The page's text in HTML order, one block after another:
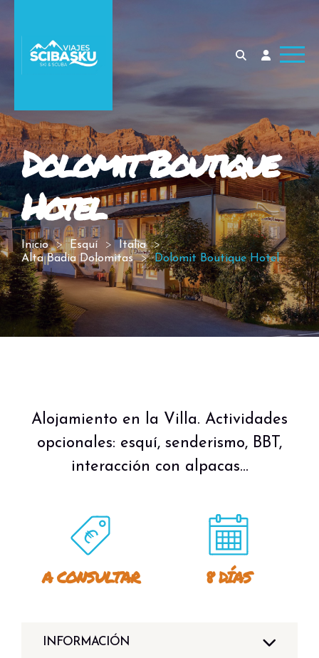
Dolomit Boutique
Hotel
Inicio Esquí
Italia
Alta Badia Dolomitas
Dolomit Boutique Hotel
Alojamiento en la Villa. Actividades
opcionales: esquí, senderismo, BBT,
interacción con alpacas...
A CONSULTAR 8 DÍAS
INFORMACIÓN